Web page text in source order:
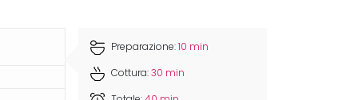
Preparazione:10 min
Cottura:30 min